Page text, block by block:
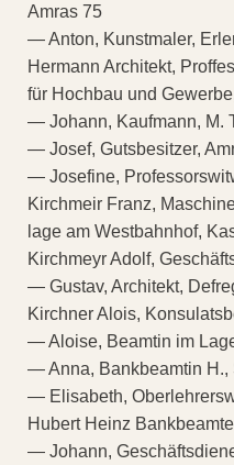
Amras 75
— Anton, Kunstmaler,
Hermann Architekt,
für Hochbau und
— Johann, Kaufmann, M.
— Josef, Gutsbesitzer,
— Josefine,
Kirchmeir Franz,
lage am Westbahnhof,
Kirchmeyr Adolf,
— Gustav, Architekt,
Kirchner Alois,
— Aloise, Beamtin im
— Anna, Bankbeamtin H.,
— Elisabeth,
Hubert Heinz
— Johann,